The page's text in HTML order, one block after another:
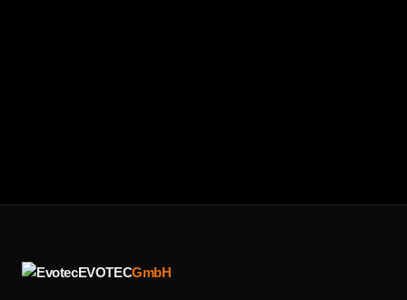
EVOTECGmbH